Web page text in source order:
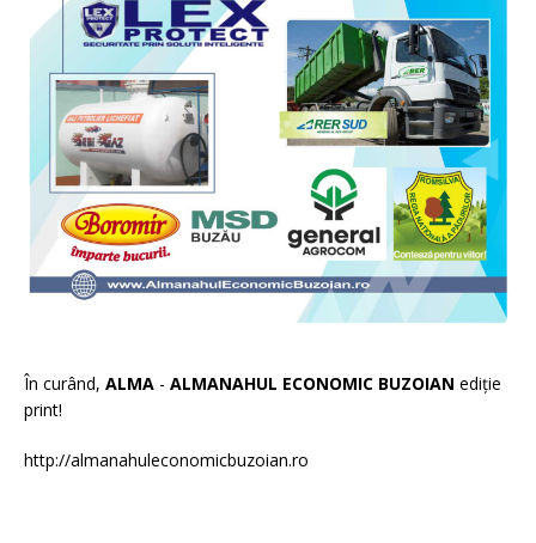
În curând, ALMA - ALMANAHUL ECONOMIC BUZOIAN ediție
print!
http://almanahuleconomicbuzoian.ro